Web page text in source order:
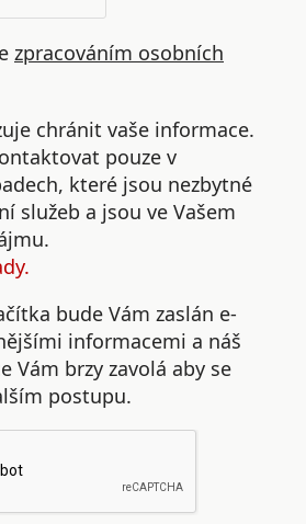
zpracováním osobních
chránit vaše informace.
pouze v
které jsou nezbytné
služeb a jsou ve Vašem
bude Vám zaslán e-
informacemi a náš
Vám brzy zavolá aby se
postupu.